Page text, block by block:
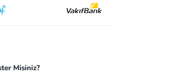
Misiniz?